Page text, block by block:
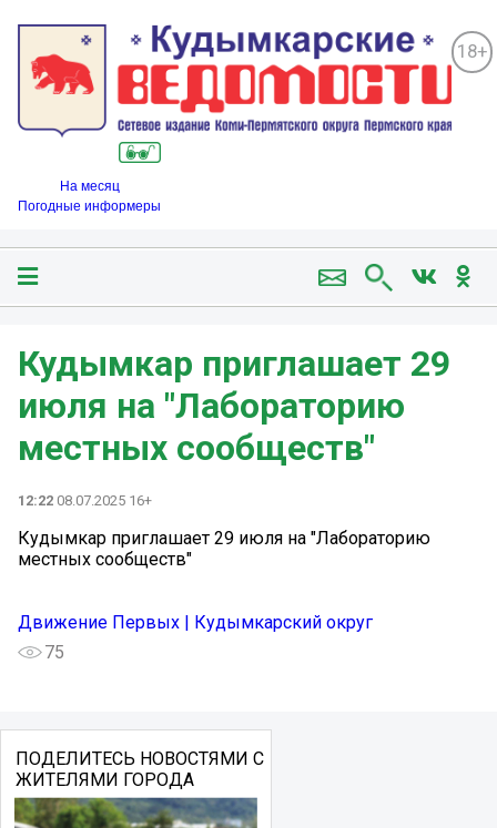
18+
На месяц
Погодные информеры
Кудымкар приглашает 29
июля на "Лабораторию
местных сообществ"
12:22 08.07.2025 16+
Кудымкар приглашает 29 июля на "Лабораторию
местных сообществ"
Движение Первых | Кудымкарский округ
75
ПОДЕЛИТЕСЬ НОВОСТЯМИ С
ЖИТЕЛЯМИ ГОРОДА